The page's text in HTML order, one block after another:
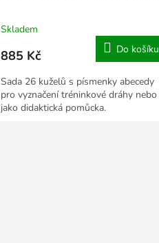
Skladem
885 Kč Do košíku
Sada 26 kuželů s písmenky abecedy
pro vyznačení tréninkové dráhy nebo
jako didaktická pomůcka.